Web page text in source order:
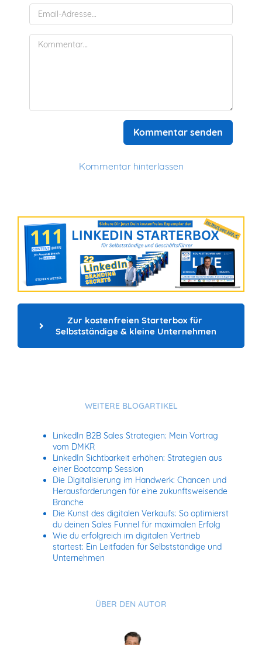
Kommentar senden
Kommentar hinterlassen
Zur kostenfreien Starterbox für
Selbstständige & kleine Unternehmen
WEITERE BLOGARTIKEL
LinkedIn B2B Sales Strategien: Mein Vortrag
vom DMKR
LinkedIn Sichtbarkeit erhöhen: Strategien aus
einer Bootcamp Session
Die Digitalisierung im Handwerk: Chancen und
Herausforderungen für eine zukunftsweisende
Branche
Die Kunst des digitalen Verkaufs: So optimierst
du deinen Sales Funnel für maximalen Erfolg
Wie du erfolgreich im digitalen Vertrieb
startest: Ein Leitfaden für Selbstständige und
Unternehmen
ÜBER DEN AUTOR